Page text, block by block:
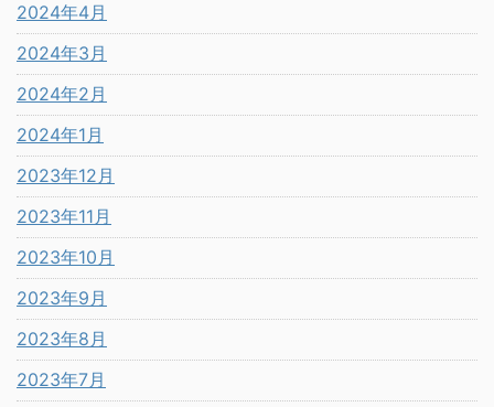
2024年4月
2024年3月
2024年2月
2024年1月
2023年12月
2023年11月
2023年10月
2023年9月
2023年8月
2023年7月